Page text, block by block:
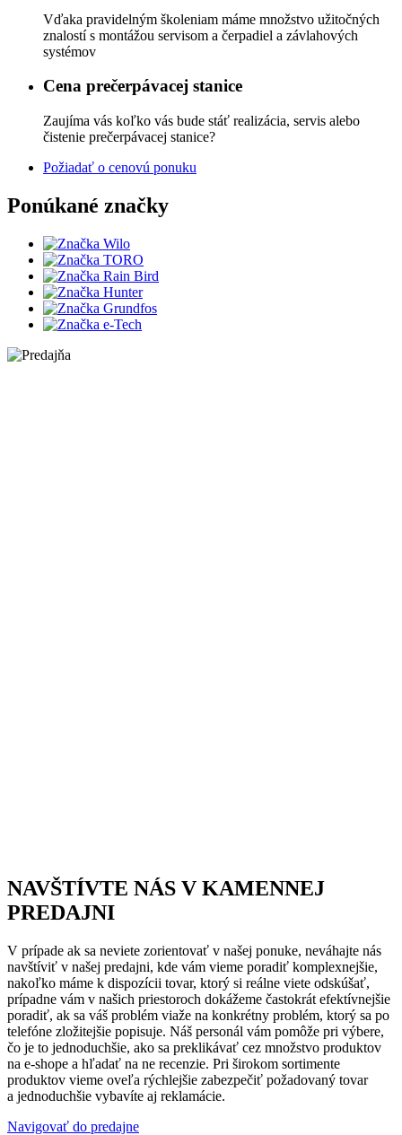
Vďaka pravidelným školeniam máme množstvo užitočných
znalostí s montážou servisom a čerpadiel a závlahových
systémov
Cena prečerpávacej stanice
Zaujíma vás koľko vás bude stáť realizácia, servis alebo
čistenie prečerpávacej stanice?
Požiadať o cenovú ponuku
Ponúkané značky
NAVŠTÍVTE NÁS V KAMENNEJ
PREDAJNI
V prípade ak sa neviete zorientovať v našej ponuke, neváhajte nás
navštíviť v našej predajni, kde vám vieme poradiť komplexnejšie,
nakoľko máme k dispozícii tovar, ktorý si reálne viete odskúšať,
prípadne vám v našich priestoroch dokážeme častokrát efektívnejšie
poradiť, ak sa váš problém viaže na konkrétny problém, ktorý sa po
telefóne zložitejšie popisuje. Náš personál vám pomôže pri výbere,
čo je to jednoduchšie, ako sa preklikávať cez množstvo produktov
na e-shope a hľadať na ne recenzie. Pri širokom sortimente
produktov vieme oveľa rýchlejšie zabezpečiť požadovaný tovar
a jednoduchšie vybavíte aj reklamácie.
Navigovať do predajne